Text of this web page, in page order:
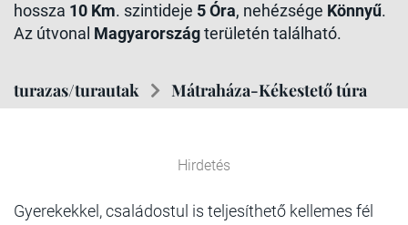
hossza 10 Km. szintideje 5 Óra, nehézsége Könnyű.
Az útvonal Magyarországterületén található.
turazas/turautak Mátraháza-Kékestető túra
Hirdetés
Gyerekekkel, családostul is teljesíthető kellemes fél